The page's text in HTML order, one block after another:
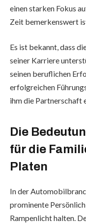
einen starken Fokus
Zeit bemerkenswert
Es ist bekannt, dass
seiner Karriere
seinen beruflichen
erfolgreichen
ihm die Partnerschaft
Die
für die
Platen
In der
prominente
Rampenlicht halten.